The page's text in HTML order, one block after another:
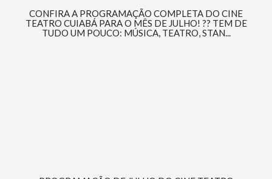
CONFIRA A PROGRAMAÇÃO COMPLETA DO CINE
TEATRO CUIABÁ PARA O MÊS DE JULHO! ?? TEM DE
TUDO UM POUCO: MÚSICA, TEATRO, STAN...